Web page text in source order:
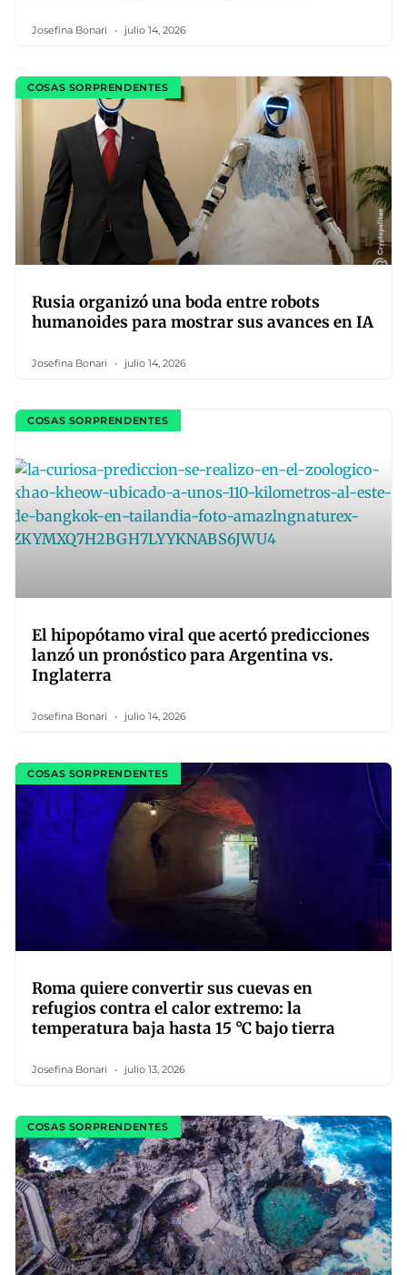
Josefina Bonari julio 14, 2026
COSAS SORPRENDENTES
Rusia organizó una boda entre robots
humanoides para mostrar sus avances en IA
Josefina Bonari julio 14, 2026
COSAS SORPRENDENTES
El hipopótamo viral que acertó predicciones
lanzó un pronóstico para Argentina vs.
Inglaterra
Josefina Bonari julio 14, 2026
COSAS SORPRENDENTES
Roma quiere convertir sus cuevas en
refugios contra el calor extremo: la
temperatura baja hasta 15 °C bajo tierra
Josefina Bonari julio 13, 2026
COSAS SORPRENDENTES